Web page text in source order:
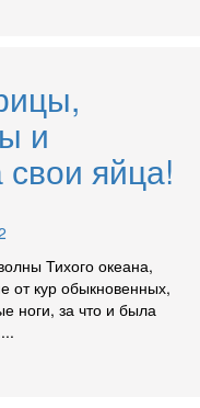
и
яйца!
Тихого океана,
от кур обыкновенных,
ноги, за что и была